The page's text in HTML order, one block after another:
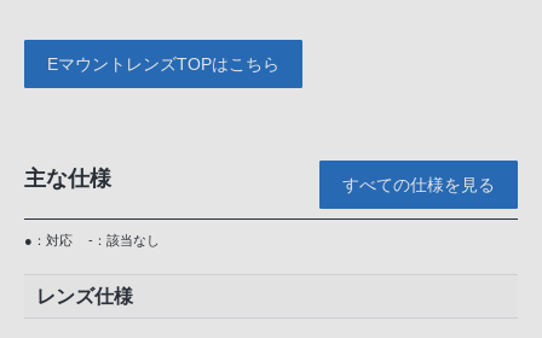
EマウントレンズTOPはこちら
主な仕様 すべての仕様を見る
●：対応 -：該当なし
レンズ仕様